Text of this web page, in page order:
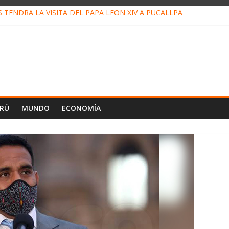
LA VISITA DEL PAPA LEÓN XIV A PUCALLPA
MUNDO ECONOMÍA